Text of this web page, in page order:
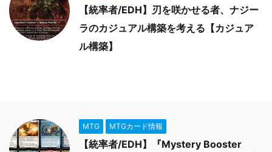
【統率者/EDH】刃を咲かせる者、ナジー
ラのカジュアル構築を考える【カジュア
ル構築】
MTG MTGカード情報
【統率者/EDH】『Mystery Booster